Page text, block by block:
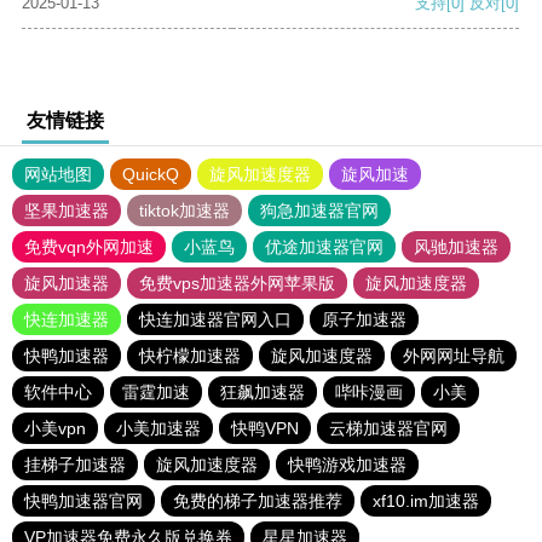
友情链接
网站地图 QuickQ 旋风加速度器
旋风加速
坚果加速器
tiktok加速器
狗急加速器官网
免费vqn外网加速
小蓝鸟 优途加速器官网
风驰加速器
旋风加速器
免费vps加速器外网苹果版
旋风加速度器
快连加速器
快连加速器官网入口
原子加速器
快鸭加速器
快柠檬加速器 旋风加速度器
外网网址导航
软件中心
雷霆加速 狂飙加速器 哔咔漫画
小美
小美vpn
小美加速器 快鸭VPN
云梯加速器官网
挂梯子加速器
旋风加速度器
快鸭游戏加速器
快鸭加速器官网
免费的梯子加速器推荐
xf10.im加速器
VP加速器免费永久版兑换券
星星加速器